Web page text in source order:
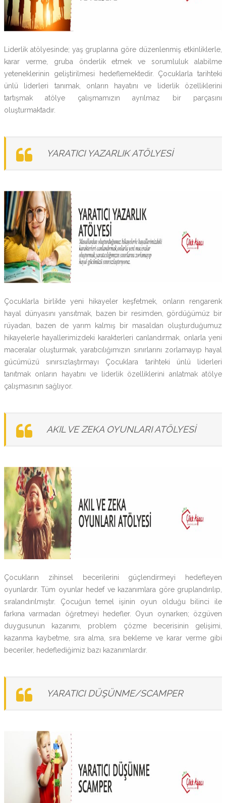
Liderlik atölyesinde; yaş gruplarına göre düzenlenmiş etkinliklerle,
karar verme, gruba önderlik etmek ve sorumluluk alabilme
yeteneklerinin geliştirilmesi hedeflemektedir. Çocuklarla tarihteki
ünlü liderleri tanımak, onların hayatını ve liderlik özelliklerini
tartışmak atölye çalışmamızın ayrılmaz bir parçasını
oluşturmaktadır.
YARATICI YAZARLIK ATÖLYESİ
Çocuklarla birlikte yeni hikayeler keşfetmek, onların rengarenk
hayal dünyasını yansıtmak, bazen bir resimden, gördüğümüz bir
rüyadan, bazen de yarım kalmış bir masaldan oluşturduğumuz
hikayelerle hayallerimizdeki karakterleri canlandırmak, onlarla yeni
maceralar oluşturmak, yaratıcılığımızın sınırlarını zorlamayıp hayal
gücümüzü sınırsızlaştırmayı Çocuklara tarihteki ünlü liderleri
tanıtmak onların hayatını ve liderlik özelliklerini anlatmak atölye
çalışmasının sağlıyor.
AKIL VE ZEKA OYUNLARI ATÖLYESİ
Çocukların zihinsel becerilerini güçlendirmeyi hedefleyen
oyunlardır. Tüm oyunlar hedef ve kazanımlara göre gruplandırılıp,
sıralandırılmıştır. Çocuğun temel işinin oyun olduğu bilinci ile
farkına varmadan öğretmeyi hedefler. Oyun oynarken; özgüven
duygusunun kazanımı, problem çözme becerisinin gelişimi,
kazanma kaybetme, sıra alma, sıra bekleme ve karar verme gibi
beceriler, hedeflediğimiz bazı kazanımlardır.
YARATICI DÜŞÜNME/SCAMPER